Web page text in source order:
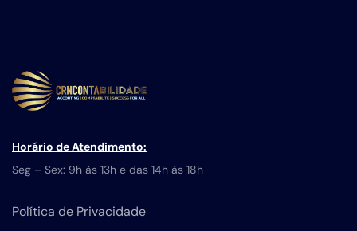
Horário de Atendimento:
Seg – Sex: 9h às 13h e das 14h às 18h
Política de Privacidade